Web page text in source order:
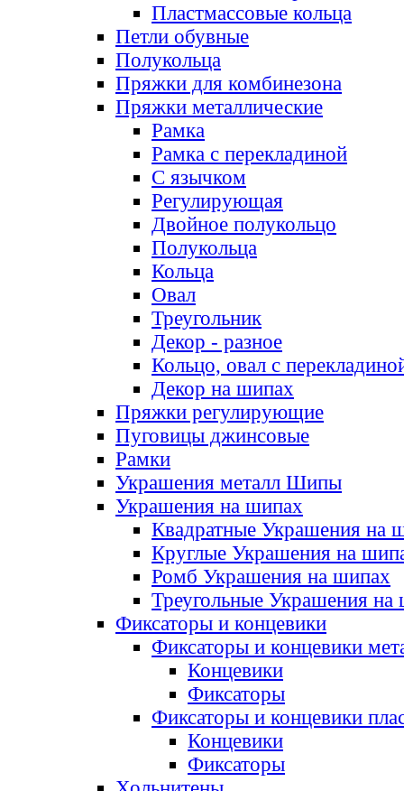
Пластмассовые кольца
Петли обувные
Полукольца
Пряжки для комбинезона
Пряжки металлические
Рамка
Рамка с перекладиной
С язычком
Регулирующая
Двойное полукольцо
Полукольца
Кольца
Овал
Треугольник
Декор - разное
Кольцо, овал с
Декор на шипах
Пряжки регулирующие
Пуговицы джинсовые
Рамки
Украшения металл Шипы
Украшения на шипах
Квадратные Украшения на
Круглые Украшения на
Ромб Украшения на шипах
Треугольные Украшения на
Фиксаторы и концевики
Фиксаторы и концевики
Концевики
Фиксаторы
Фиксаторы и концевики
Концевики
Фиксаторы